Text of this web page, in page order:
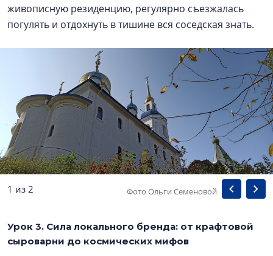
живописную резиденцию, регулярно съезжалась
погулять и отдохнуть в тишине вся соседская знать.
1 из 2 Фото Ольги Семеновой
Урок 3. Сила локального бренда: от крафтовой
сыроварни до космических мифов